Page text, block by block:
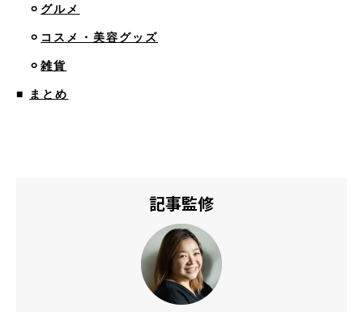
⚪︎ グルメ
⚪︎ コスメ・美容グッズ
⚪︎雑貨
■ まとめ
記事監修